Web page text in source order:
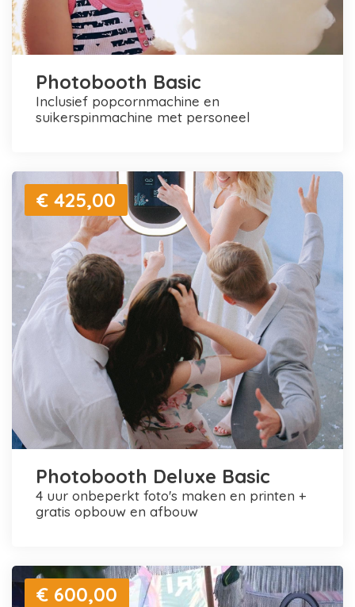
Photobooth Basic
inclusief popcornmachine en
suikerspinmachine met personeel
€ 425,00
Photobooth Deluxe Basic
4 uur onbeperkt foto's maken en printen +
gratis opbouw en afbouw
€ 600,00